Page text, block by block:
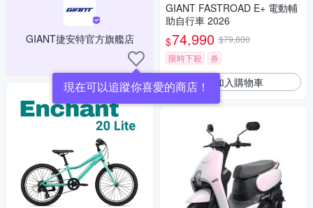
GIANT捷安特官方旗艦店
現在可以追蹤你喜愛的商店！
GIANT FASTROAD E+ 電動輔
助自行車 2026
$74,990 $79,800
限時下殺
券
加入購物車